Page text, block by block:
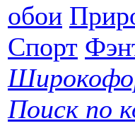
обои
Спорт
Поиск по